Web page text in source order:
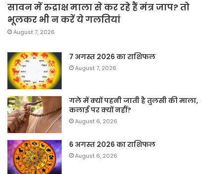
सावन में रुद्राक्ष माला से कर रहे हैं मंत्र जाप? तो
भूलकर भी न करें ये गलतियां
August 7, 2026
7 अगस्त 2026 का राशिफल
August 7, 2026
गले में क्यों पहनी जाती है तुलसी की माला,
कलाई पर क्यों नहीं?
August 6, 2026
6 अगस्त 2026 का राशिफल
August 6, 2026